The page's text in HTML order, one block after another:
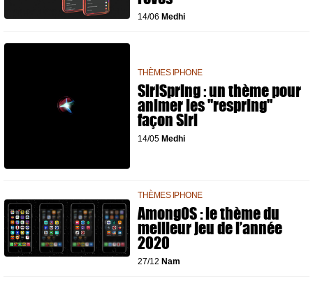
14/06 Medhi
THÈMES IPHONE
SiriSpring : un thème pour
animer les "respring"
façon Siri
14/05 Medhi
THÈMES IPHONE
AmongOS : le thème du
meilleur jeu de l’année
2020
27/12 Nam